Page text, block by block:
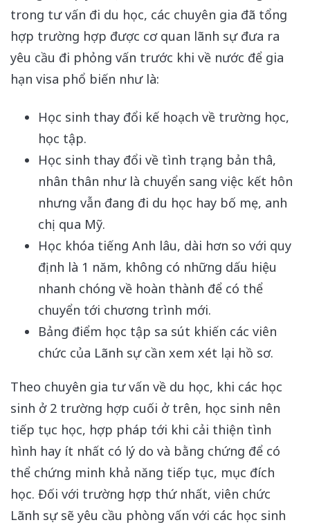
trong tư vấn đi du học, các chuyên gia đã tổng
hợp trường hợp được cơ quan lãnh sự đưa ra
yêu cầu đi phỏng vấn trước khi về nước để gia
hạn visa phổ biến như là:
Học sinh thay đổi kế hoạch về trường học,
học tập.
Học sinh thay đổi về tình trạng bản thâ,
nhân thân như là chuyển sang việc kết hôn
nhưng vẫn đang đi du học hay bố mẹ, anh
chị qua Mỹ.
Học khóa tiếng Anh lâu, dài hơn so với quy
định là 1 năm, không có những dấu hiệu
nhanh chóng về hoàn thành để có thể
chuyển tới chương trình mới.
Bảng điểm học tập sa sút khiến các viên
chức của Lãnh sự cần xem xét lại hồ sơ.
Theo chuyên gia tư vấn về du học, khi các học
sinh ở 2 trường hợp cuối ở trên, học sinh nên
tiếp tục học, hợp pháp tới khi cải thiện tình
hình hay ít nhất có lý do và bằng chứng để có
thể chứng minh khả năng tiếp tục, mục đích
học. Đối với trường hợp thứ nhất, viên chức
Lãnh sự sẽ yêu cầu phòng vấn với các học sinh